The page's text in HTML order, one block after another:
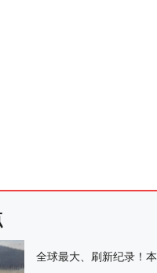
全球最大、刷新纪录！本